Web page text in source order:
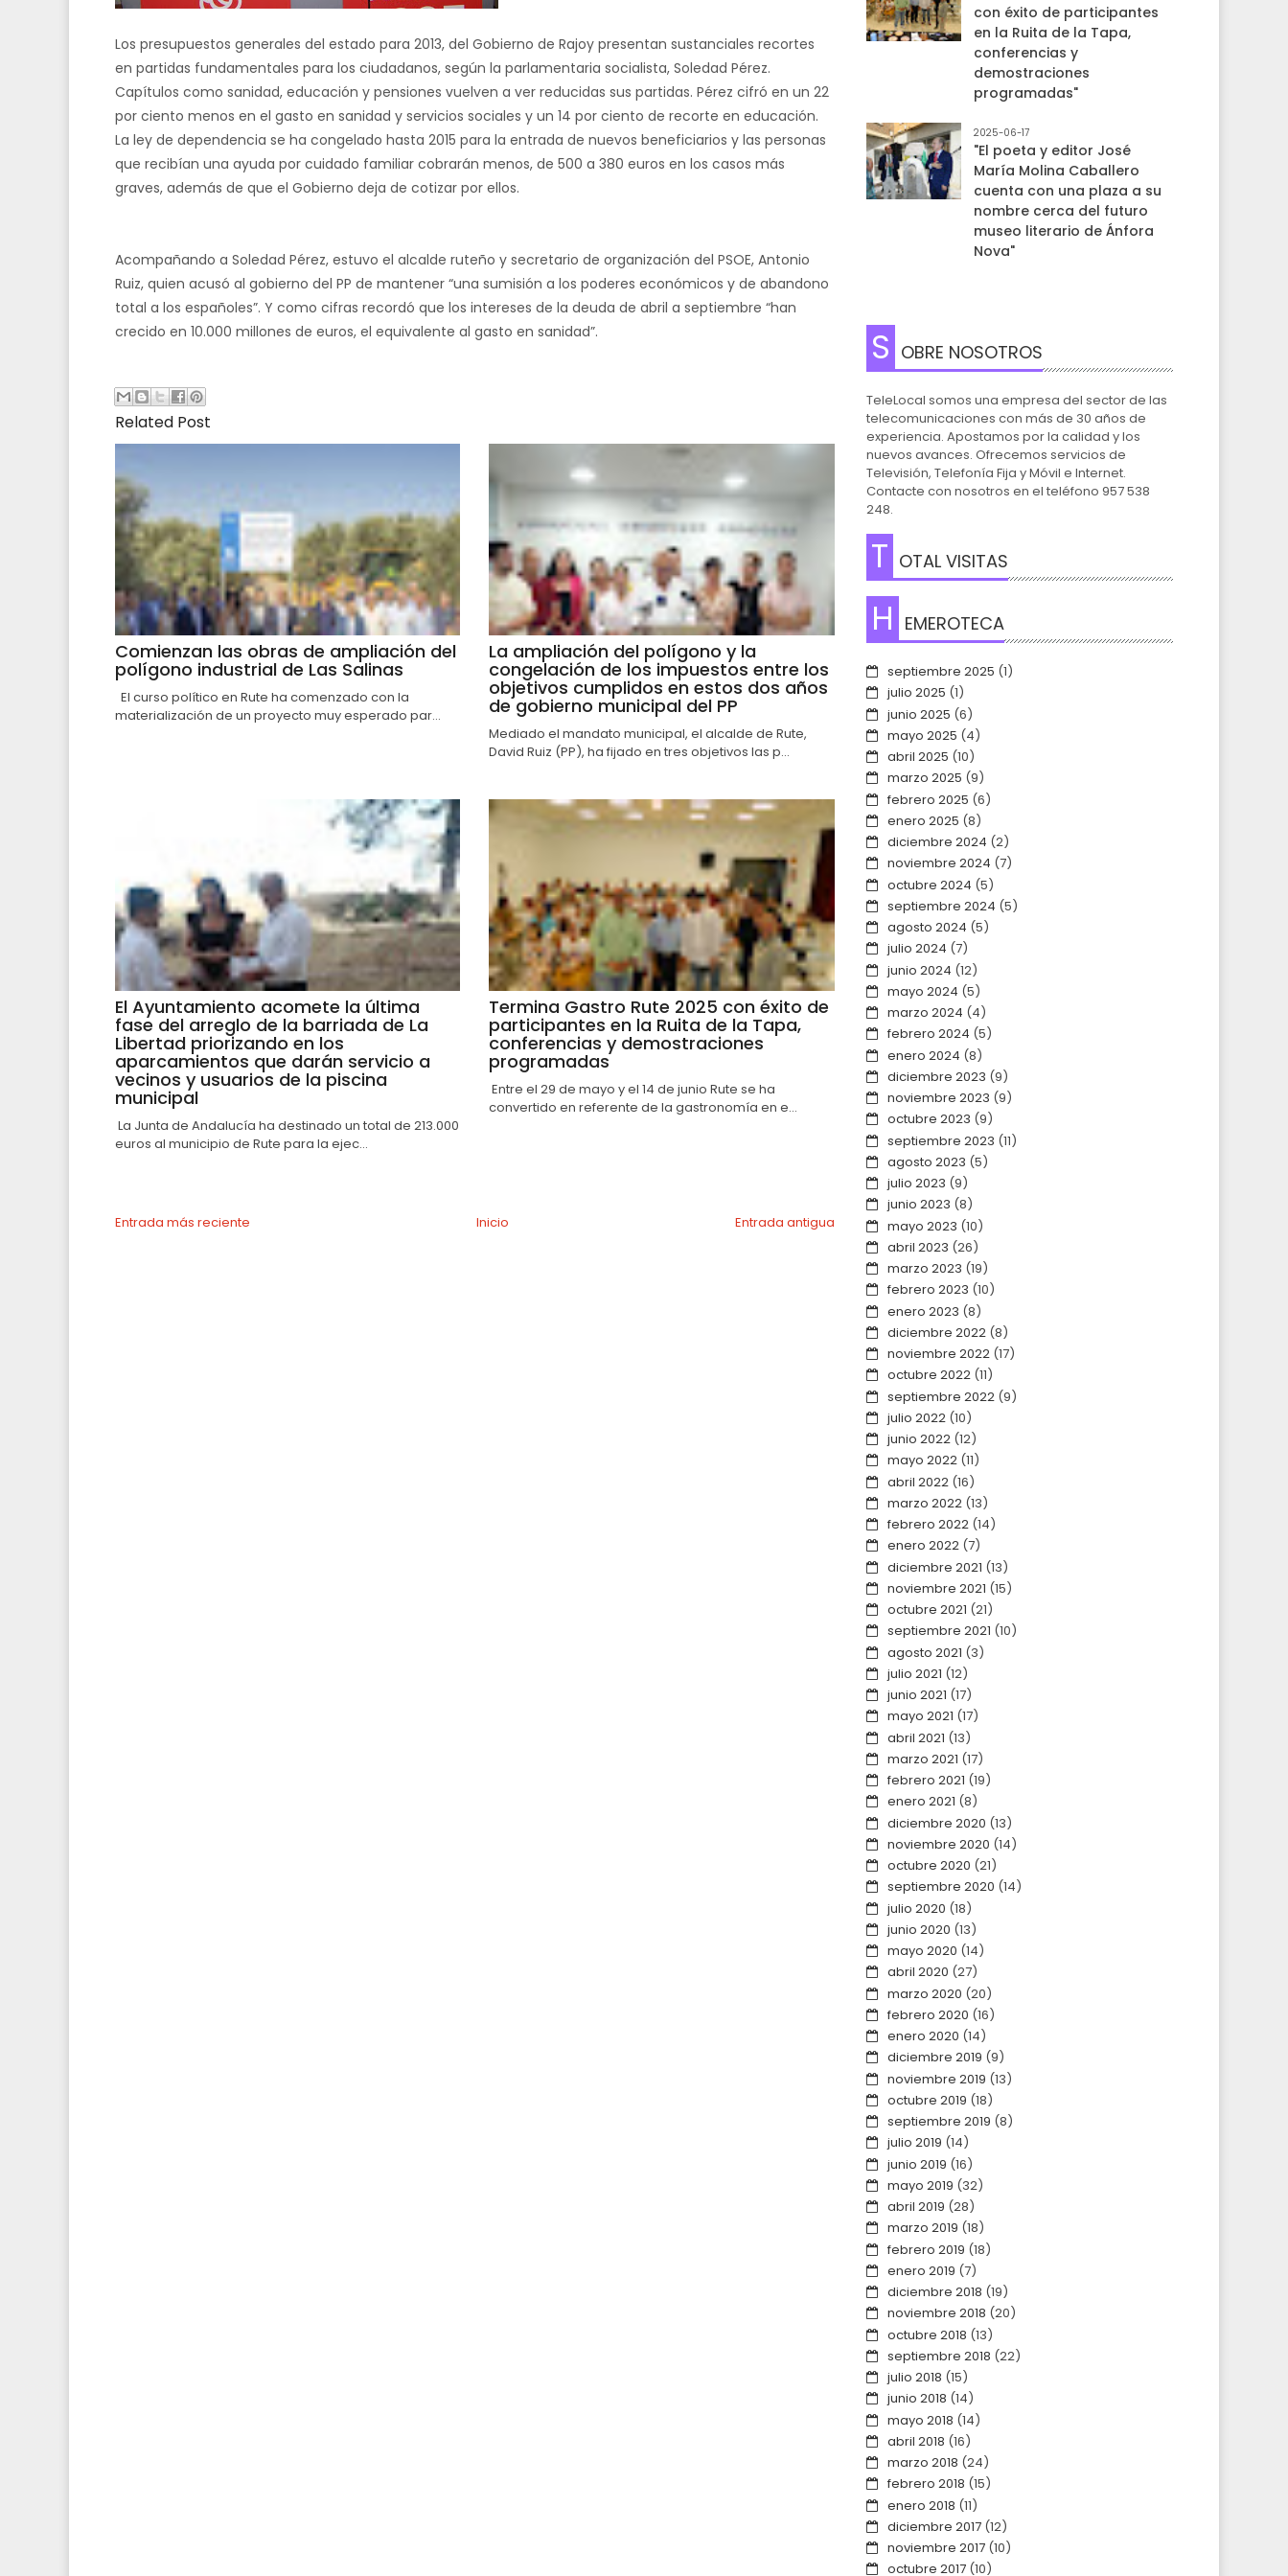
Los presupuestos generales del estado para 2013, del Gobierno de Rajoy presentan sustanciales recortes
en partidas fundamentales para los ciudadanos, según la parlamentaria socialista, Soledad Pérez.
Capítulos como sanidad, educación y pensiones vuelven a ver reducidas sus partidas. Pérez cifró en un 22
por ciento menos en el gasto en sanidad y servicios sociales y un 14 por ciento de recorte en educación.
La ley de dependencia se ha congelado hasta 2015 para la entrada de nuevos beneficiarios y las personas
que recibían una ayuda por cuidado familiar cobrarán menos, de 500 a 380 euros en los casos más
graves, además de que el Gobierno deja de cotizar por ellos.
Acompañando a Soledad Pérez, estuvo el alcalde ruteño y secretario de organización del PSOE, Antonio
Ruiz, quien acusó al gobierno del PP de mantener “una sumisión a los poderes económicos y de abandono
total a los españoles”. Y como cifras recordó que los intereses de la deuda de abril a septiembre “han
crecido en 10.000 millones de euros, el equivalente al gasto en sanidad”.
Related Post
Comienzan las obras de ampliación del
polígono industrial de Las Salinas
El curso político en Rute ha comenzado con la
materialización de un proyecto muy esperado par...
La ampliación del polígono y la
congelación de los impuestos entre los
objetivos cumplidos en estos dos años
de gobierno municipal del PP
Mediado el mandato municipal, el alcalde de Rute,
David Ruiz (PP), ha fijado en tres objetivos las p...
El Ayuntamiento acomete la última
fase del arreglo de la barriada de La
Libertad priorizando en los
aparcamientos que darán servicio a
vecinos y usuarios de la piscina
municipal
La Junta de Andalucía ha destinado un total de 213.000
euros al municipio de Rute para la ejec...
Termina Gastro Rute 2025 con éxito de
participantes en la Ruita de la Tapa,
conferencias y demostraciones
programadas
Entre el 29 de mayo y el 14 de junio Rute se ha
convertido en referente de la gastronomía en e...
Entrada más reciente Entrada antigua
Inicio
con éxito de participantes
en la Ruita de la Tapa,
conferencias y
demostraciones
programadas"
2025-06-17
"El poeta y editor José
María Molina Caballero
cuenta con una plaza a su
nombre cerca del futuro
museo literario de Ánfora
Nova"
S OBRE NOSOTROS
TeleLocal somos una empresa del sector de las
telecomunicaciones con más de 30 años de
experiencia. Apostamos por la calidad y los
nuevos avances. Ofrecemos servicios de
Televisión, Telefonía Fija y Móvil e Internet.
Contacte con nosotros en el teléfono 957 538
248.
T OTAL VISITAS
H EMEROTECA
septiembre 2025 (1)
julio 2025 (1)
junio 2025 (6)
mayo 2025 (4)
abril 2025 (10)
marzo 2025 (9)
febrero 2025 (6)
enero 2025 (8)
diciembre 2024 (2)
noviembre 2024 (7)
octubre 2024 (5)
septiembre 2024 (5)
agosto 2024 (5)
julio 2024 (7)
junio 2024 (12)
mayo 2024 (5)
marzo 2024 (4)
febrero 2024 (5)
enero 2024 (8)
diciembre 2023 (9)
noviembre 2023 (9)
octubre 2023 (9)
septiembre 2023 (11)
agosto 2023 (5)
julio 2023 (9)
junio 2023 (8)
mayo 2023 (10)
abril 2023 (26)
marzo 2023 (19)
febrero 2023 (10)
enero 2023 (8)
diciembre 2022(8)
noviembre 2022(17)
octubre 2022(11)
septiembre 2022(9)
julio 2022(10)
junio 2022(12)
mayo 2022(11)
abril 2022(16)
marzo 2022(13)
febrero 2022(14)
enero 2022(7)
diciembre 2021 (13)
noviembre 2021 (15)
octubre 2021 (21)
septiembre 2021 (10)
agosto 2021 (3)
julio 2021 (12)
junio 2021 (17)
mayo 2021 (17)
abril 2021 (13)
marzo 2021 (17)
febrero 2021 (19)
enero 2021 (8)
diciembre 2020 (13)
noviembre 2020 (14)
octubre 2020 (21)
septiembre 2020 (14)
julio 2020 (18)
junio 2020 (13)
mayo 2020 (14)
abril 2020 (27)
marzo 2020 (20)
febrero 2020 (16)
enero 2020 (14)
diciembre 2019 (9)
noviembre 2019 (13)
octubre 2019 (18)
septiembre 2019 (8)
julio 2019 (14)
junio 2019 (16)
mayo 2019 (32)
abril 2019 (28)
marzo 2019 (18)
febrero 2019 (18)
enero 2019 (7)
diciembre 2018 (19)
noviembre 2018 (20)
octubre 2018 (13)
septiembre 2018 (22)
julio 2018 (15)
junio 2018 (14)
mayo 2018 (14)
abril 2018 (16)
marzo 2018 (24)
febrero 2018 (15)
enero 2018 (11)
diciembre 2017(12)
noviembre 2017(10)
octubre 2017(10)